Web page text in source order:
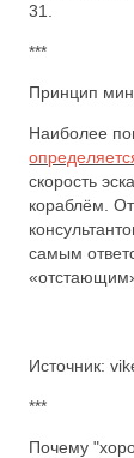
31.
***
Принцип
Наиболее
скорость
кораблём.
самым
Источник:
***
Почему